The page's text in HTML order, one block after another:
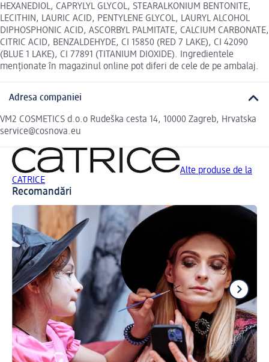
HEXANEDIOL, CAPRYLYL GLYCOL, STEARALKONIUM BENTONITE,
LECITHIN, LAURIC ACID, PENTYLENE GLYCOL, LAURYL ALCOHOL
DIPHOSPHONIC ACID, ASCORBYL PALMITATE, CALCIUM CARBONATE,
CITRIC ACID, BENZALDEHYDE, CI 15850 (RED 7 LAKE), CI 42090
(BLUE 1 LAKE), CI 77891 (TITANIUM DIOXIDE). Ingredientele
menționate în magazinul online pot diferi de cele de pe ambalaj.
Adresa companiei
VM2 COSMETICS d.o.o Rudeška cesta 14, 10000 Zagreb, Hrvatska
service@cosnova.eu
Alte produse de la
CATRICE
Recomandări